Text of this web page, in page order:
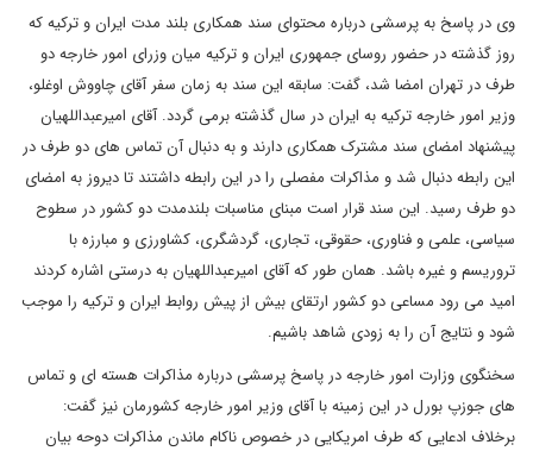
وی در پاسخ به پرسشی درباره محتوای سند همکاری بلند مدت ایران و ترکیه که
روز گذشته در حضور روسای جمهوری ایران و ترکیه میان وزرای امور خارجه دو
طرف در تهران امضا شد، گفت: سابقه این سند به زمان سفر آقای چاووش اوغلو،
وزیر امور خارجه ترکیه به ایران در سال گذشته برمی گردد. آقای امیرعبداللهیان
پیشنهاد امضای سند مشترک همکاری دارند و به دنبال آن تماس های دو طرف در
این رابطه دنبال شد و مذاکرات مفصلی را در این رابطه داشتند تا دیروز به امضای
دو طرف رسید. این سند قرار است مبنای مناسبات بلندمدت دو کشور در سطوح
سیاسی، علمی و فناوری، حقوقی، تجاری، گردشگری، کشاورزی و مبارزه با
تروریسم و غیره باشد. همان طور که آقای امیرعبداللهیان به درستی اشاره کردند
امید می رود مساعی دو کشور ارتقای بیش از پیش روابط ایران و ترکیه را موجب
شود و نتایج آن را به زودی شاهد باشیم.
سخنگوی وزارت امور خارجه در پاسخ پرسشی درباره مذاکرات هسته ای و تماس
های جوزپ بورل در این زمینه با آقای وزیر امور خارجه کشورمان نیز گفت:
برخلاف ادعایی که طرف امریکایی در خصوص ناکام ماندن مذاکرات دوحه بیان